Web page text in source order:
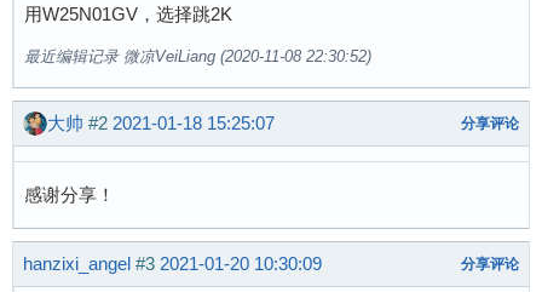
用W25N01GV，选择跳2K
最近编辑记录 微凉VeiLiang (2020-11-08 22:30:52)
大帅 #2 2021-01-18 15:25:07 分享评论
感谢分享！
hanzixi_angel #3 2021-01-20 10:30:09 分享评论